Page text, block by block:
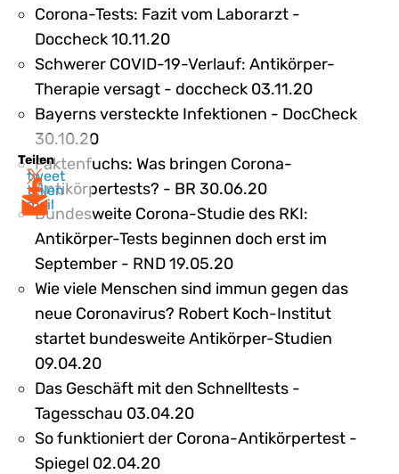
Teilen
tweet
teilen
mail
Corona-Tests: Fazit vom Laborarzt -
Doccheck 10.11.20
Schwerer COVID-19-Verlauf: Antikörper-
Therapie versagt - doccheck 03.11.20
Bayerns versteckte Infektionen - DocCheck
30.10.20
Faktenfuchs: Was bringen Corona-
Antikörpertests? - BR 30.06.20
Bundesweite Corona-Studie des RKI:
Antikörper-Tests beginnen doch erst im
September - RND 19.05.20
Wie viele Menschen sind immun gegen das
neue Coronavirus? Robert Koch-Institut
startet bundesweite Antikörper-Studien
09.04.20
Das Geschäft mit den Schnelltests -
Tagesschau 03.04.20
So funktioniert der Corona-Antikörpertest -
Spiegel 02.04.20